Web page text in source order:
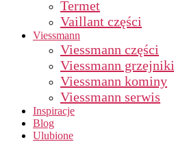
Termet
Vaillant części
Viessmann
Viessmann części
Viessmann grzejniki
Viessmann kominy
Viessmann serwis
Inspiracje
Blog
Ulubione